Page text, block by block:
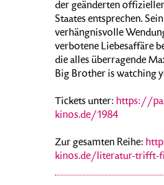
der geänderten
Staates entsprechen.
verhängnisvolle
verbotene Liebesaffäre
die alles überragende
Big Brother is watching
Tickets unter: https://
kinos.de/1984
Zur gesamten Reihe:
kinos.de/literatur-trifft-